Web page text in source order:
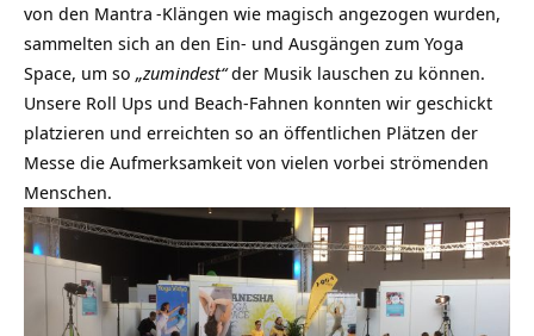
von den Mantra -Klängen wie magisch angezogen wurden,
sammelten sich an den Ein- und Ausgängen zum Yoga
Space, um so „zumindest“der Musik lauschen zu können.
Unsere Roll Ups und Beach-Fahnen konnten wir geschickt
platzieren und erreichten so an öffentlichen Plätzen der
Messe die Aufmerksamkeit von vielen vorbei strömenden
Menschen.